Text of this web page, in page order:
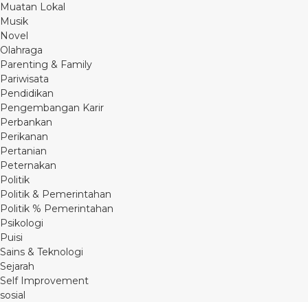
Muatan Lokal
Musik
Novel
Olahraga
Parenting & Family
Pariwisata
Pendidikan
Pengembangan Karir
Perbankan
Perikanan
Pertanian
Peternakan
Politik
Politik & Pemerintahan
Politik % Pemerintahan
Psikologi
Puisi
Sains & Teknologi
Sejarah
Self Improvement
sosial